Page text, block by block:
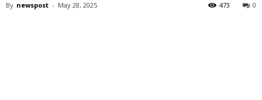
By newspost - May 28, 2025 0
473